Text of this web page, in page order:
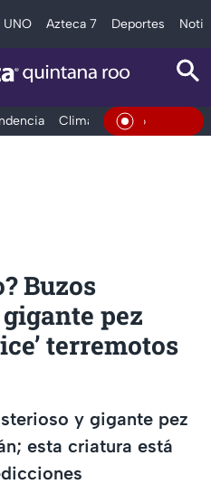
UNO Azteca 7 Deportes
Clima Tráfico En Vivo
Buzos
pez
terremotos
y gigante pez
esta criatura está